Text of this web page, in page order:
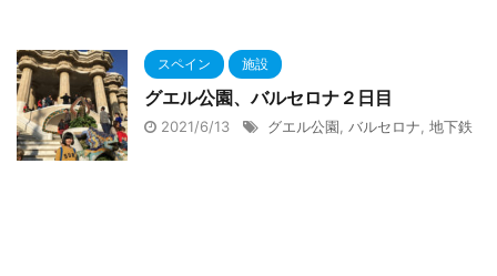
スペイン 施設
グエル公園、バルセロナ２日目
2021/6/13 グエル公園 バルセロナ 地下鉄